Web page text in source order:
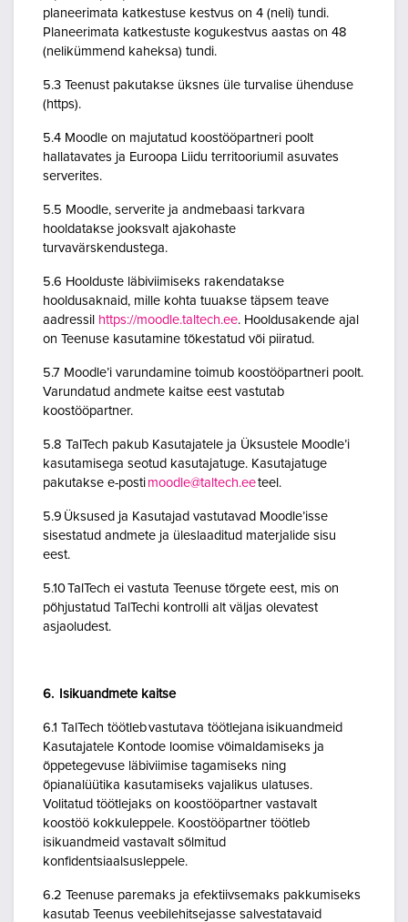
planeerimata katkestuse kestvus on 4 (neli) tundi.
Planeerimata katkestuste kogukestvus aastas on 48
(nelikümmend kaheksa) tundi.
5.3 Teenust pakutakse üksnes üle turvalise ühenduse
(https).
5.4 Moodle on majutatud koostööpartneri poolt
hallatavates ja Euroopa Liidu territooriumil asuvates
serverites.
5.5 Moodle, serverite ja andmebaasi tarkvara
hooldatakse jooksvalt ajakohaste
turvavärskendustega.
5.6 Hoolduste läbiviimiseks rakendatakse
hooldusaknaid, mille kohta tuuakse täpsem teave
aadressil https://moodle.taltech.ee. Hooldusakende ajal
on Teenuse kasutamine tõkestatud või piiratud.
5.7 Moodle’i varundamine toimub koostööpartneri poolt.
Varundatud andmete kaitse eest vastutab
koostööpartner.
5.8 TalTech pakub Kasutajatele ja Üksustele Moodle’i
kasutamisega seotud kasutajatuge. Kasutajatuge
pakutakse e-posti moodle@taltech.eeteel.
5.9 Üksused ja Kasutajad vastutavad Moodle’isse
sisestatud andmete ja üleslaaditud materjalide sisu
eest.
5.10 TalTech ei vastuta Teenuse tõrgete eest, mis on
põhjustatud TalTechi kontrolli alt väljas olevatest
asjaoludest.
6. Isikuandmete kaitse
6.1 TalTech töötleb vastutava töötlejana isikuandmeid
Kasutajatele Kontode loomise võimaldamiseks ja
õppetegevuse läbiviimise tagamiseks ning
õpianalüütika kasutamiseks vajalikus ulatuses.
Volitatud töötlejaks on koostööpartner vastavalt
koostöö kokkuleppele. Koostööpartner töötleb
isikuandmeid vastavalt sõlmitud
konfidentsiaalsusleppele.
6.2 Teenuse paremaks ja efektiivsemaks pakkumiseks
kasutab Teenus veebilehitsejasse salvestatavaid